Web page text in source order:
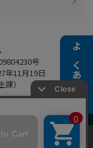
よくある質問
号
年11月19日
）
ビス
。